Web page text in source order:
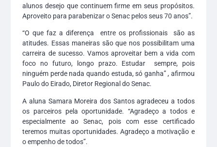
alunos desejo que continuem firme em seus propósitos.
Aproveito para parabenizar o Senac pelos seus 70 anos”.
“O que faz a diferença entre os profissionais são as
atitudes. Essas maneiras são que nos possibilitam uma
carreira de sucesso. Vamos aproveitar bem a vida com
foco no futuro, longo prazo. Estudar sempre, pois
ninguém perde nada quando estuda, só ganha” , afirmou
Paulo do Eirado, Diretor Regional do Senac.
A aluna Samara Moreira dos Santos agradeceu a todos
os parceiros pela oportunidade. “Agradeço a todos e
especialmente ao Senac, pois com esse certificado
teremos muitas oportunidades. Agradeço a motivação e
o empenho de todos”.